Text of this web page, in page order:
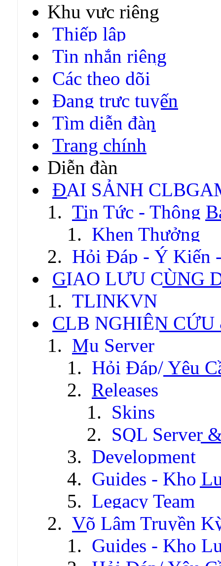
Khu vực riêng
Thiếp lập
Tin nhắn riêng
Các theo dõi
Đang trực tuyến
Tìm diễn đàn
Trang chính
Diễn đàn
ĐẠI SẢNH
Tin Tức - Thông
Khen Thưởng
Hỏi Đáp - Ý Kiến
GIAO LƯU CÙNG
TLINKVN
CLB NGHIÊN
Mu Server
Hỏi Đáp/ Yêu
Releases
Skins
SQL Server
Development
Guides - Kho
Legacy Team
Võ Lâm Truyền
Guides - Kho